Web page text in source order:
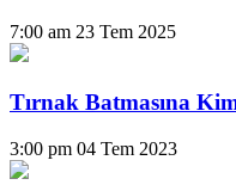
7:00 am 23 Tem 2025
Tırnak Batmasına
3:00 pm 04 Tem 2023